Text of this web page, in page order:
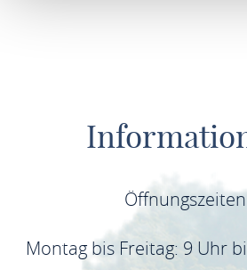
Montag bis Freitag: 9 Uhr